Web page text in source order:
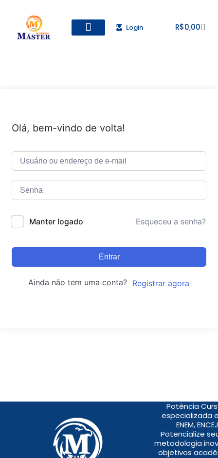
Login R$0,00
Olá, bem-vindo de volta!
Manter logado Esqueceu a senha?
Entrar
Ainda não tem uma conta? Registrar agora
Potência
especializada
ENEM,
Potencialize
metodologia
objetivos